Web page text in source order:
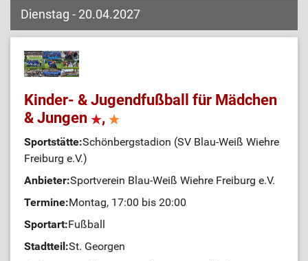
Dienstag - 20.04.2027
Kinder- & Jugendfußball für Mädchen
& Jungen
,
Sportstätte:Schönbergstadion (SV Blau-Weiß Wiehre
Freiburg e.V.)
Anbieter:Sportverein Blau-Weiß Wiehre Freiburg e.V.
Termine:Montag, 17:00 bis 20:00
Sportart:Fußball
Stadtteil:St. Georgen